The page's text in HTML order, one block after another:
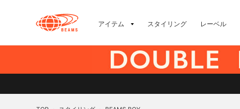
アイテム スタイリング レーベル